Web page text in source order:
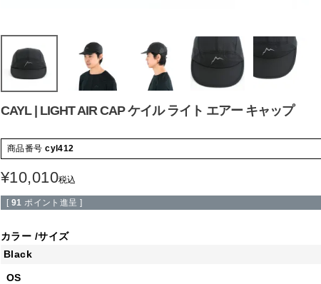
CAYL | LIGHT AIR CAP ケイル ライト エアー キャップ
商品番号 cyl412
¥10,010税込
[ 91 ポイント進呈 ]
カラー サイズ
Black
OS